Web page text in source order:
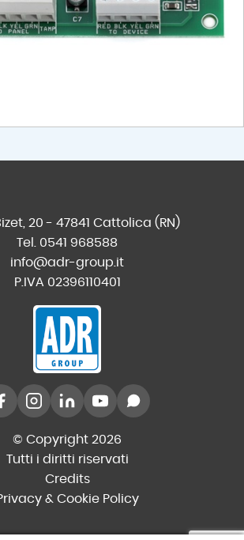
20 - 47841 Cattolica (RN)
Tel. 0541 968588
info@adr-group.it
P.IVA 02396110401
© Copyright 2026
Tutti i diritti riservati
Credits
& Cookie Policy